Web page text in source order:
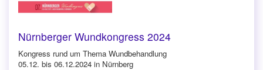
Nürnberger Wundkongress 2024
Kongress rund um Thema Wundbehandlung
05.12. bis 06.12.2024 in Nürnberg